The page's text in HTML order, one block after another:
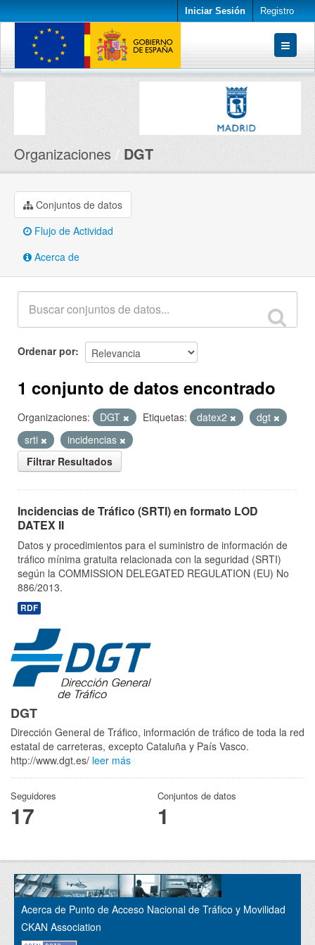
Iniciar Sesión Registro
Conjuntos de datos
Organizaciones DGT
Conjuntos de datos
Flujo de Actividad
Acerca de
Ordenar por
1 conjunto de datos encontrado
Organizaciones: DGT Etiquetas: datex2
dgt
srti
incidencias
Filtrar Resultados
Incidencias de Tráfico (SRTI) en formato LOD
DATEX II
Datos y procedimientos para el suministro de información de
tráfico mínima gratuita relacionada con la seguridad (SRTI)
según la COMMISSION DELEGATED REGULATION (EU) No
886/2013.
RDF
DGT
Dirección General de Tráfico, información de tráfico de toda la red
estatal de carreteras, excepto Cataluña y País Vasco.
http://www.dgt.es/ leer más
Seguidores
17
Conjuntos de datos
1
Acerca de Punto de Acceso Nacional de Tráfico y Movilidad
CKAN Association